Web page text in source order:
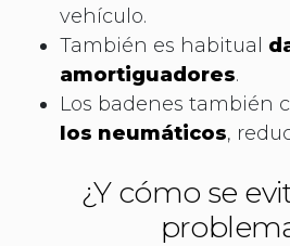
vehículo.
También es habitual
amortiguadores.
Los badenes también
los neumáticos,
¿Y cómo se